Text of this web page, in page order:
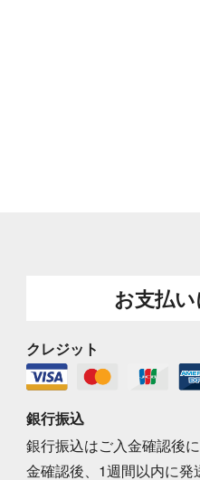
お支払
クレジット
銀行振込
銀行振込はご入金確認後
金確認後、1週間以内に発